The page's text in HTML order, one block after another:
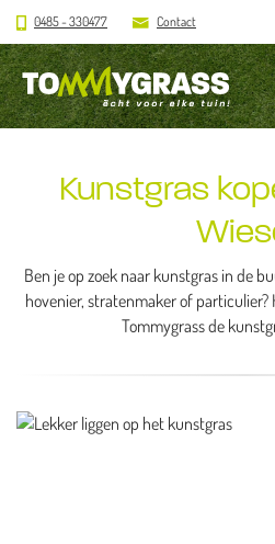
0485 - 330477 Contact
Kunstgras
Ben je op zoek naar kunstgras in de
hovenier, stratenmaker of particulier?
Tommygrass de